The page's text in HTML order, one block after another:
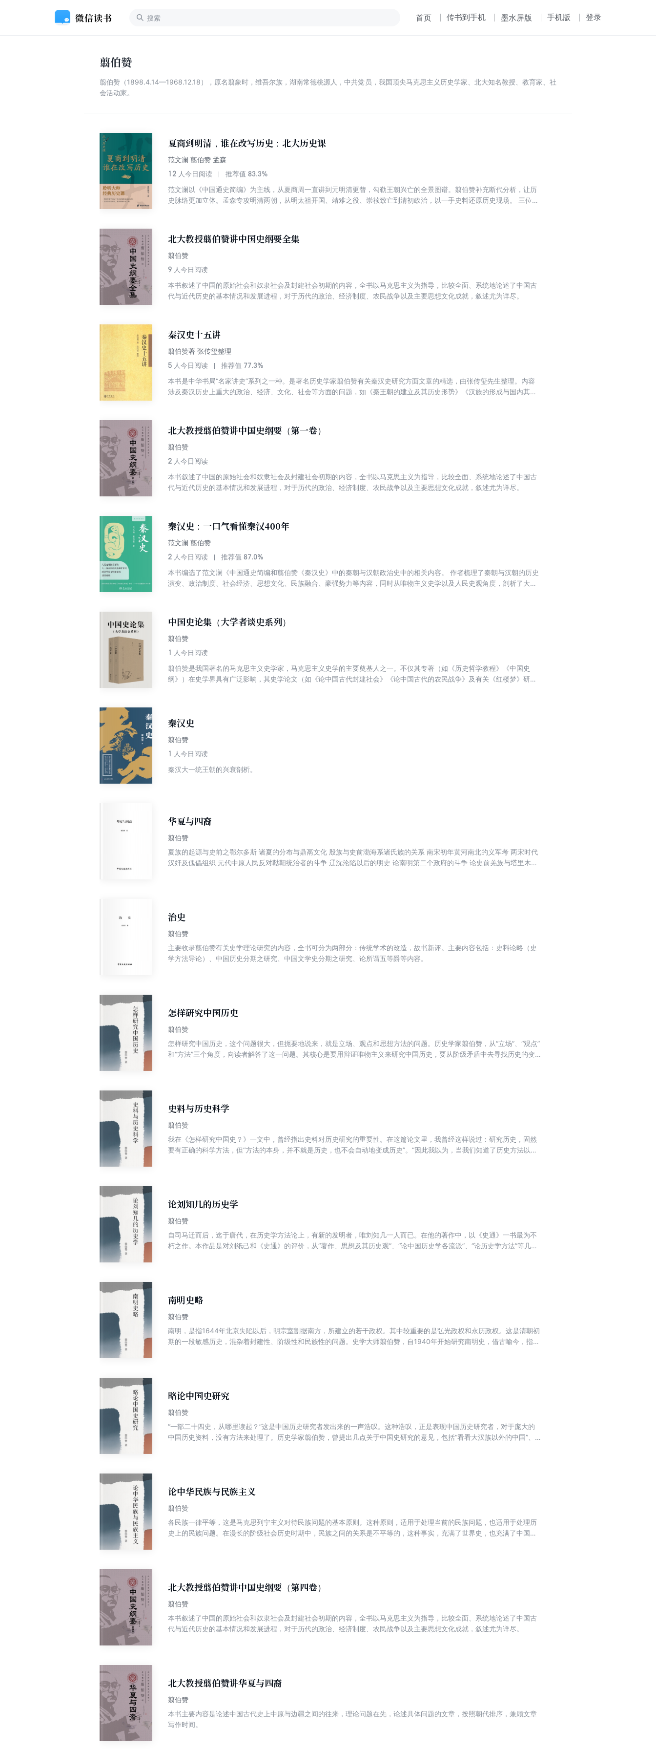
首页 传书到手机 墨水屏版 手机版 登录
翦伯赞
翦伯赞（1898.4.14—1968.12.18），原名翦象时，维吾尔族，湖南常德桃源人，中共党员，我国顶尖马克思主义历史学家、北大知名教授、教育家、社
会活动家。
夏商到明清，谁在改写历史：北大历史课
范文澜 翦伯赞 孟森
12 人今日阅读 推荐值 83.3%
范文澜以《中国通史简编》为主线，从夏商周一直讲到元明清更替，勾勒王朝兴亡的全景图谱。翦伯赞补充断代分析，让历
史脉络更加立体。孟森专攻明清两朝，从明太祖开国、靖难之役、崇祯致亡到清初政治，以一手史料还原历史现场。 三位史
北大教授翦伯赞讲中国史纲要全集
翦伯赞
9 人今日阅读
本书叙述了中国的原始社会和奴隶社会及封建社会初期的内容，全书以马克思主义为指导，比较全面、系统地论述了中国古
代与近代历史的基本情况和发展进程，对于历代的政治、经济制度、农民战争以及主要思想文化成就，叙述尤为详尽。
秦汉史十五讲
翦伯赞著 张传玺整理
5 人今日阅读 推荐值 77.3%
本书是中华书局“名家讲史”系列之一种。是著名历史学家翦伯赞有关秦汉史研究方面文章的精选，由张传玺先生整理。内容
涉及秦汉历史上重大的政治、经济、文化、社会等方面的问题，如《秦王朝的建立及其历史形势》《汉族的形成与国内其他
北大教授翦伯赞讲中国史纲要（第一卷）
翦伯赞
2 人今日阅读
本书叙述了中国的原始社会和奴隶社会及封建社会初期的内容，全书以马克思主义为指导，比较全面、系统地论述了中国古
代与近代历史的基本情况和发展进程，对于历代的政治、经济制度、农民战争以及主要思想文化成就，叙述尤为详尽。
秦汉史：一口气看懂秦汉400年
范文澜 翦伯赞
2 人今日阅读 推荐值 87.0%
本书编选了范文澜《中国通史简编和翦伯赞《秦汉史》中的秦朝与汉朝政治史中的相关内容。 作者梳理了秦朝与汉朝的历史
演变、政治制度、社会经济、思想文化、民族融合、豪强势力等内容，同时从唯物主义史学以及人民史观角度，剖析了大一
中国史论集（大学者谈史系列）
翦伯赞
1 人今日阅读
翦伯赞是我国著名的马克思主义史学家，马克思主义史学的主要奠基人之一。不仅其专著（如《历史哲学教程》《中国史
纲》）在史学界具有广泛影响，其史学论文（如《论中国古代封建社会》《论中国古代的农民战争》及有关《红楼梦》研
秦汉史
翦伯赞
1 人今日阅读
秦汉大一统王朝的兴衰剖析。
华夏与四裔
翦伯赞
夏族的起源与史前之鄂尔多斯 诸夏的分布与鼎鬲文化 殷族与史前渤海系诸氏族的关系 南宋初年黄河南北的义军考 两宋时代
汉奸及傀儡组织 元代中原人民反对鞑靼统治者的斗争 辽沈沦陷以后的明史 论南明第二个政府的斗争 论史前羌族与塔里木盆
治史
翦伯赞
主要收录翦伯赞有关史学理论研究的内容，全书可分为两部分：传统学术的改造，故书新评。主要内容包括：史料论略（史
学方法导论）、中国历史分期之研究、中国文学史分期之研究、论所谓五等爵等内容。
怎样研究中国历史
翦伯赞
怎样研究中国历史，这个问题很大，但扼要地说来，就是立场、观点和思想方法的问题。历史学家翦伯赞，从“立场”、“观点”
和“方法”三个角度，向读者解答了这一问题。其核心是要用辩证唯物主义来研究中国历史，要从阶级矛盾中去寻找历史的变
史料与历史科学
翦伯赞
我在《怎样研究中国史？》一文中，曾经指出史料对历史研究的重要性。在这篇论文里，我曾经这样说过：研究历史，固然
要有正确的科学方法，但“方法的本身，并不就是历史，也不会自动地变成历史”。“因此我以为，当我们知道了历史方法以
论刘知几的历史学
翦伯赞
自司马迁而后，迄于唐代，在历史学方法论上，有新的发明者，唯刘知几一人而已。在他的著作中，以《史通》一书最为不
朽之作。本作品是对刘纸己和《史通》的评价，从“著作、思想及其历史观”、“论中国历史学各流派”、“论历史学方法”等几个
南明史略
翦伯赞
南明，是指1644年北京失陷以后，明宗室割据南方，所建立的若干政权。其中较重要的是弘光政权和永历政权。这是清朝初
期的一段敏感历史，混杂着封建性、阶级性和民族性的问题。史学大师翦伯赞，自1940年开始研究南明史，借古喻今，指出
略论中国史研究
翦伯赞
“一部二十四史，从哪里读起？”这是中国历史研究者发出来的一声浩叹。这种浩叹，正是表现中国历史研究者，对于庞大的
中国历史资料，没有方法来处理了。历史学家翦伯赞，曾提出几点关于中国史研究的意见，包括“看看大汉族以外的中国”、
论中华民族与民族主义
翦伯赞
各民族一律平等，这是马克思列宁主义对待民族问题的基本原则。这种原则，适用于处理当前的民族问题，也适用于处理历
史上的民族问题。在漫长的阶级社会历史时期中，民族之间的关系是不平等的，这种事实，充满了世界史，也充满了中国
争与和平的问题”和“民族英雄问题”等几项问题，其观点至今仍具有指导意义。此外，还附有《三国时内战中的民族军队》
北大教授翦伯赞讲中国史纲要（第四卷）
翦伯赞
本书叙述了中国的原始社会和奴隶社会及封建社会初期的内容，全书以马克思主义为指导，比较全面、系统地论述了中国古
代与近代历史的基本情况和发展进程，对于历代的政治、经济制度、农民战争以及主要思想文化成就，叙述尤为详尽。
北大教授翦伯赞讲华夏与四裔
翦伯赞
本书主要内容是论述中国古代史上中原与边疆之间的往来，理论问题在先，论述具体问题的文章，按照朝代排序，兼顾文章
写作时间。